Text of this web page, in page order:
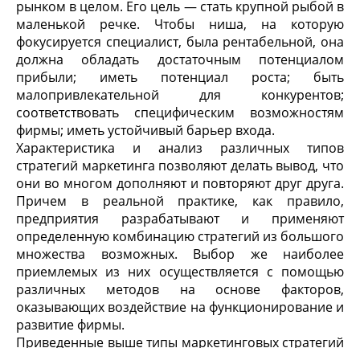
рынком в целом. Его цель — стать крупной рыбой в
маленькой речке. Чтобы ниша, на которую
фокусируется специалист, была рентабельной, она
должна обладать достаточным потенциалом
прибыли; иметь потенциал роста; быть
малопривлекательной для конкурентов;
соответствовать специфическим возможностям
фирмы; иметь устойчивый барьер входа.
Характеристика и анализ различных типов
стратегий маркетинга позволяют делать вывод, что
они во многом дополняют и повторяют друг друга.
Причем в реальной практике, как правило,
предприятия разрабатывают и применяют
определенную комбинацию стратегий из большого
множества возможных. Выбор же наиболее
приемлемых из них осуществляется с помощью
различных методов на основе факторов,
оказывающих воздействие на функционирование и
развитие фирмы.
Приведенные выше типы маркетинговых стратегий